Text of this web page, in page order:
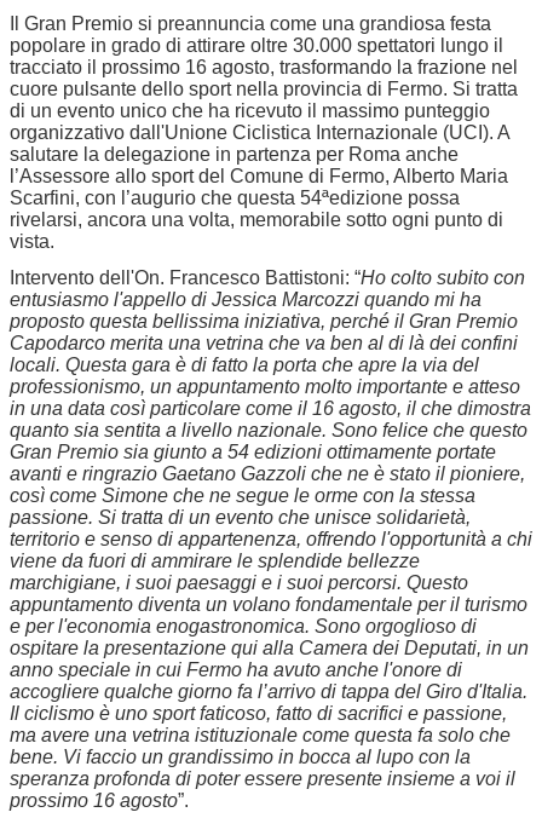
Il Gran Premio si preannuncia come una grandiosa festa
popolare in grado di attirare oltre 30.000 spettatori lungo il
tracciato il prossimo 16 agosto, trasformando la frazione nel
cuore pulsante dello sport nella provincia di Fermo. Si tratta
di un evento unico che ha ricevuto il massimo punteggio
organizzativo dall'Unione Ciclistica Internazionale (UCI). A
salutare la delegazione in partenza per Roma anche
l’Assessore allo sport del Comune di Fermo, Alberto Maria
Scarfini, con l’augurio che questa 54ªedizione possa
rivelarsi, ancora una volta, memorabile sotto ogni punto di
vista.
Intervento dell'On. Francesco Battistoni: “Ho colto subito con
entusiasmo l'appello di Jessica Marcozzi quando mi ha
proposto questa bellissima iniziativa, perché il Gran Premio
Capodarco merita una vetrina che va ben al di là dei confini
locali. Questa gara è di fatto la porta che apre la via del
professionismo, un appuntamento molto importante e atteso
in una data così particolare come il 16 agosto, il che dimostra
quanto sia sentita a livello nazionale. Sono felice che questo
Gran Premio sia giunto a 54 edizioni ottimamente portate
avanti e ringrazio Gaetano Gazzoli che ne è stato il pioniere,
così come Simone che ne segue le orme con la stessa
passione. Si tratta di un evento che unisce solidarietà,
territorio e senso di appartenenza, offrendo l'opportunità a chi
viene da fuori di ammirare le splendide bellezze
marchigiane, i suoi paesaggi e i suoi percorsi. Questo
appuntamento diventa un volano fondamentale per il turismo
e per l'economia enogastronomica. Sono orgoglioso di
ospitare la presentazione qui alla Camera dei Deputati, in un
anno speciale in cui Fermo ha avuto anche l'onore di
accogliere qualche giorno fa l’arrivo di tappa del Giro d'Italia.
Il ciclismo è uno sport faticoso, fatto di sacrifici e passione,
ma avere una vetrina istituzionale come questa fa solo che
bene. Vi faccio un grandissimo in bocca al lupo con la
speranza profonda di poter essere presente insieme a voi il
prossimo 16 agosto”.